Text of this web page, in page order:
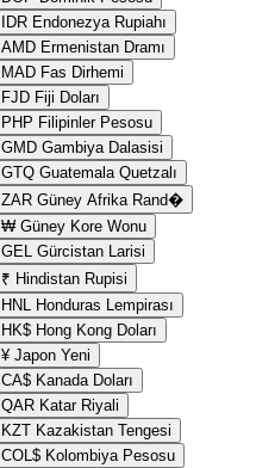
IDR Endonezya Rupiahı
AMD Ermenistan Dramı
MAD Fas Dirhemi
FJD Fiji Doları
PHP Filipinler Pesosu
GMD Gambiya Dalasisi
GTQ Guatemala Quetzalı
ZAR Güney Afrika Rand�
₩ Güney Kore Wonu
GEL Gürcistan Larisi
₹ Hindistan Rupisi
HNL Honduras Lempirası
HK$ Hong Kong Doları
¥ Japon Yeni
CA$ Kanada Doları
QAR Katar Riyali
KZT Kazakistan Tengesi
COL$ Kolombiya Pesosu